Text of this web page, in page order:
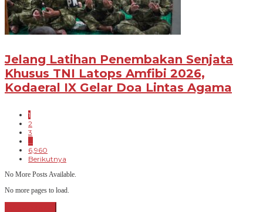
Jelang Latihan Penembakan Senjata
Khusus TNI Latops Amfibi 2026,
Kodaeral IX Gelar Doa Lintas Agama
1
2
3
6,960
Berikutnya
No More Posts Available.
No more pages to load.